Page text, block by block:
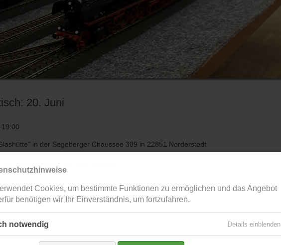
20. Juni
in der Segeberger Chaussee 309 in 22851 Norderstedt
Cookies, um bestimmte Funktionen zu ermöglichen und das Angebot
benötigen wir Ihr Einverständnis, um fortzufahren.
notwendig Details einblenden